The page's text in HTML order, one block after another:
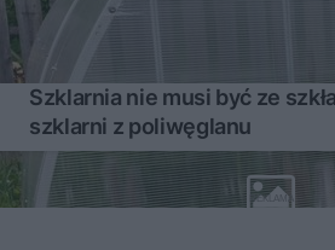
Szklarnia nie musi być ze
szklarni z poliwęglanu